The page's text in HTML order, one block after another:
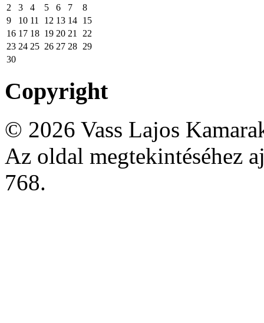
2
3 4 5 6 7
8
9
10 11 12 13 14 15
16 17 18 19 20 21
22
23 24 25 26 27 28 29
30
Copyright
© 2026 Vass Lajos
Az oldal megtekintéséhez
768.